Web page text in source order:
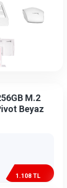
M.2
Beyaz
1.108 TL